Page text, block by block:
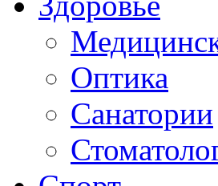
Оптика
Санатории